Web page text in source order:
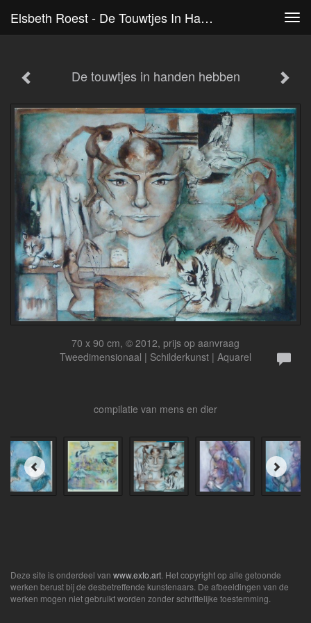
Elsbeth Roest - De Touwtjes In Handen Hebben
De touwtjes in handen hebben
70 x 90 cm, © 2012, prijs op aanvraag
Tweedimensionaal | Schilderkunst | Aquarel
compilatie van mens en dier
Deze site is onderdeel van www.exto.art . Het copyright op alle getoonde
werken berust bij de desbetreffende kunstenaars. De afbeeldingen van de
werken mogen niet gebruikt worden zonder schriftelijke toestemming.